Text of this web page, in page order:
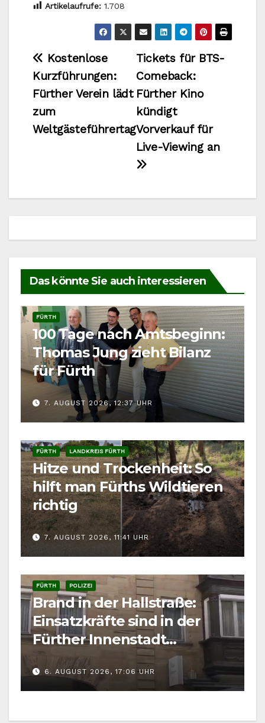
Artikelaufrufe: 1.708
Beitragsnavigation
Tickets für BTS-
Comeback:
Fürther Kino
kündigt
Vorverkauf für
Live-Viewing an
Kostenlose
Kurzführungen:
Fürther Verein lädt
zum
Weltgästeführertag
Das könnte Sie auch interessieren
FÜRTH
100 Tage nach Amtsbeginn:
Thomas Jung zieht Bilanz
für Fürth
7. AUGUST 2026, 12:37 UHR
FÜRTH LANDKREIS FÜRTH
Hitze und Trockenheit: So
hilft man Fürths Wildtieren
richtig
7. AUGUST 2026, 11:41 UHR
FÜRTH POLIZEI
Brand in der Hallstraße:
Einsatzkräfte sind in der
Fürther Innenstadt
gefordert
6. AUGUST 2026, 17:06 UHR